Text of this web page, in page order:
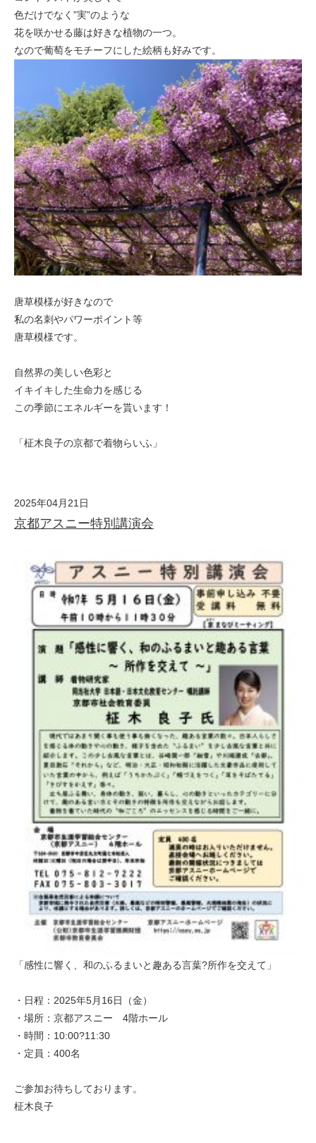
色だけでなく”実”のような
花を咲かせる藤は好きな植物の一つ。
なので葡萄をモチーフにした絵柄も好みです。
唐草模様が好きなので
私の名刺やパワーポイント等
唐草模様です。
自然界の美しい色彩と
イキイキした生命力を感じる
この季節にエネルギーを貰います！
「柾木良子の京都で着物らいふ」
2025年04月21日
京都アスニー特別講演会
「感性に響く、和のふるまいと趣ある言葉?所作を交えて」
・日程：2025年5月16日（金）
・場所：京都アスニー 4階ホール
・時間：10:00?11:30
・定員：400名
ご参加お待ちしております。
柾木良子